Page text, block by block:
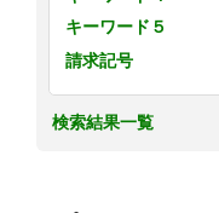
キーワード５
請求記号
検索結果一覧